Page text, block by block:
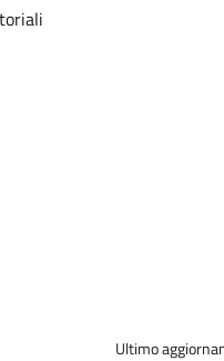
Ultimo